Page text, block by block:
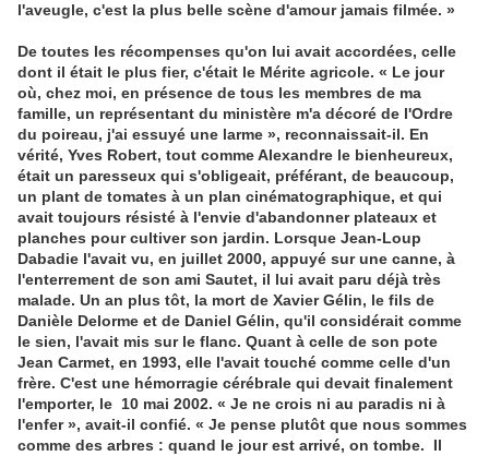
l'aveugle, c'est la plus belle scène d'amour jamais filmée. »
De toutes les récompenses qu'on lui avait accordées, celle
dont il était le plus fier, c'était le Mérite agricole. « Le jour
où, chez moi, en présence de tous les membres de ma
famille, un représentant du ministère m'a décoré de l'Ordre
du poireau, j'ai essuyé une larme », reconnaissait-il. En
vérité, Yves Robert, tout comme Alexandre le bienheureux,
était un paresseux qui s'obligeait, préférant, de beaucoup,
un plant de tomates à un plan cinématographique, et qui
avait toujours résisté à l'envie d'abandonner plateaux et
planches pour cultiver son jardin. Lorsque Jean-Loup
Dabadie l'avait vu, en juillet 2000, appuyé sur une canne, à
l'enterrement de son ami Sautet, il lui avait paru déjà très
malade. Un an plus tôt, la mort de Xavier Gélin, le fils de
Danièle Delorme et de Daniel Gélin, qu'il considérait comme
le sien, l'avait mis sur le flanc. Quant à celle de son pote
Jean Carmet, en 1993, elle l'avait touché comme celle d'un
frère. C'est une hémorragie cérébrale qui devait finalement
l'emporter, le 10 mai 2002. « Je ne crois ni au paradis ni à
l'enfer », avait-il confié. « Je pense plutôt que nous sommes
comme des arbres : quand le jour est arrivé, on tombe. Il